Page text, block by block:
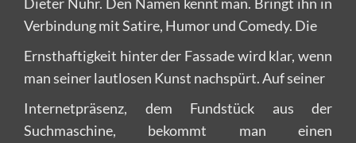
Verbindung mit Satire, Humor und Comedy. Die
Ernsthaftigkeit hinter der Fassade wird klar, wenn
man seiner lautlosen Kunst nachspürt. Auf seiner
Internetpräsenz, dem Fundstück aus der
Suchmaschine, bekommt man einen